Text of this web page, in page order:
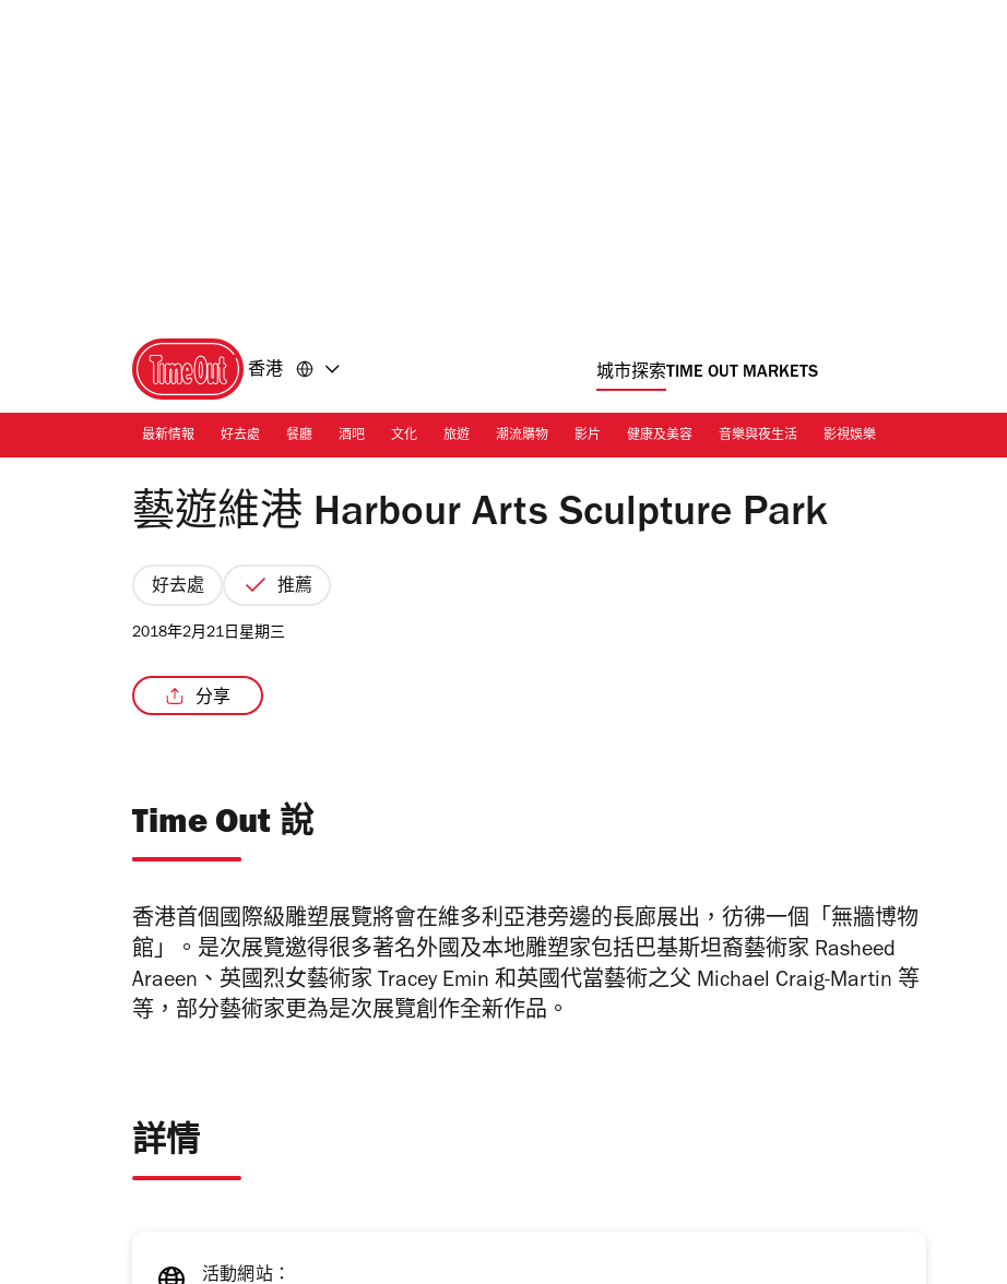
香港 城市探索TIME OUT MARKETS
最新情報 好去處 餐廳 酒吧 文化 旅遊 潮流購物 影片 健康及美容 音樂與夜生活 影視娛樂
藝遊維港 Harbour Arts Sculpture Park
好去處 推薦
2018年2月21日星期三
分享
Time Out 說
香港首個國際級雕塑展覽將會在維多利亞港旁邊的長廊展出，彷彿一個「無牆博物
館」。是次展覽邀得很多著名外國及本地雕塑家包括巴基斯坦裔藝術家 Rasheed
Araeen 、英國烈女藝術家 Tracey Emin 和英國代當藝術之父 Michael Craig-Martin 等
等，部分藝術家更為是次展覽創作全新作品。
詳情
活動網站：